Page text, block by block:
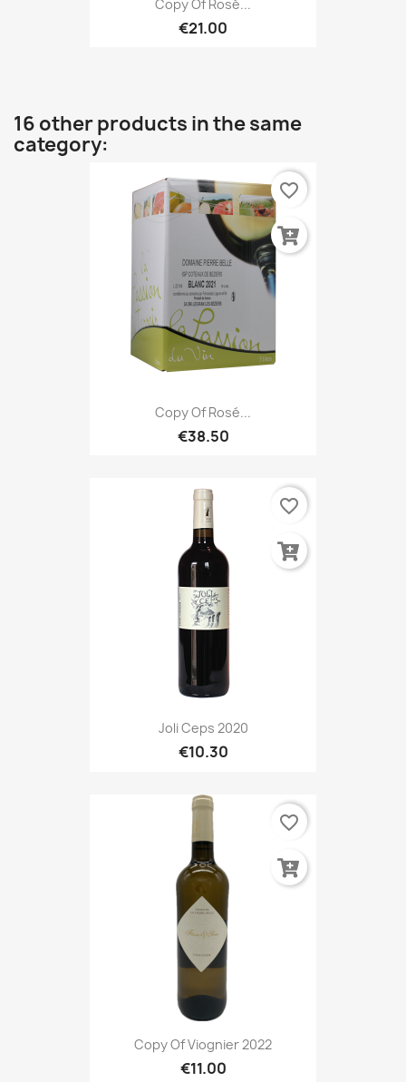
Copy Of Rosé...
€21.00
16 other products in the same
category:
Copy Of Rosé...
€38.50
favorite_border
Joli Ceps 2020
€10.30
favorite_border
Copy Of Viognier 2022
€11.00
favorite_border